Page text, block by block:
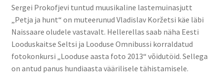
Sergei Prokofjevi tuntud muusikaline lastemuinasjutt
„Petja ja hunt“ on muteerunud Vladislav Koržetsi käe läbi
Naissaare oludele vastavalt. Hellerellas saab näha Eesti
Looduskaitse Seltsi ja Looduse Omnibussi korraldatud
fotokonkursi „Looduse aasta foto 2013“ võidutöid. Sellega
on antud panus hundiaasta väärilisele tähistamisele.